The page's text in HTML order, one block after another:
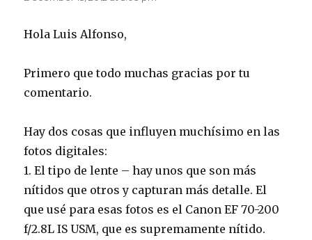
Hola Luis Alfonso,
Primero que todo muchas gracias por tu
comentario.
Hay dos cosas que influyen muchísimo en las
fotos digitales:
1. El tipo de lente – hay unos que son más
nítidos que otros y capturan más detalle. El
que usé para esas fotos es el Canon EF 70-200
f/2.8L IS USM, que es supremamente nítido.